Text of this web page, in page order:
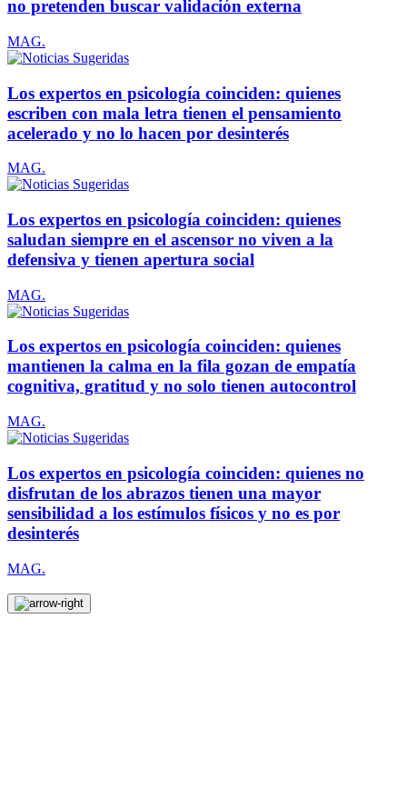
no pretenden buscar validación externa
MAG.
Los expertos en psicología coinciden: quienes
escriben con mala letra tienen el pensamiento
acelerado y no lo hacen por desinterés
MAG.
Los expertos en psicología coinciden: quienes
saludan siempre en el ascensor no viven a la
defensiva y tienen apertura social
MAG.
Los expertos en psicología coinciden: quienes
mantienen la calma en la fila gozan de empatía
cognitiva, gratitud y no solo tienen autocontrol
MAG.
Los expertos en psicología coinciden: quienes no
disfrutan de los abrazos tienen una mayor
sensibilidad a los estímulos físicos y no es por
desinterés
MAG.